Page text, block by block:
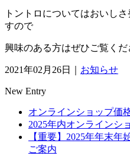
トントロについてはおいし
すので
興味のある方はぜひご覧くだ
2021年02月26日｜ お知らせ
New Entry
オンラインショップ価
2025年内オンラインシ
【重要】2025年年末
ご案内